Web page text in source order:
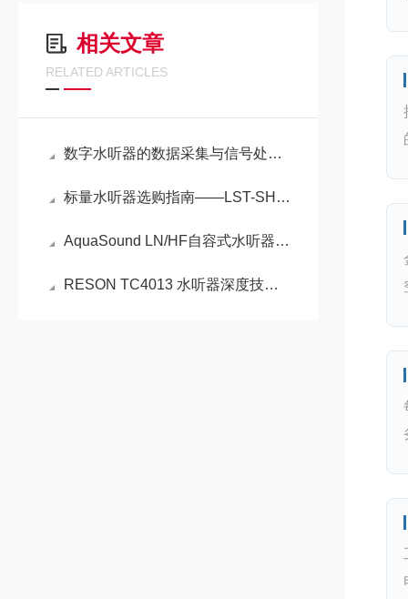
相关文章
RELATED ARTICLES
数字水听器的数据采集与信号处理技术分析
标量水听器选购指南——LST-SH50A五大核心指标深度解析
AquaSound LN/HF自容式水听器如何重塑水下声学监测
RESON TC4013 水听器深度技术解析